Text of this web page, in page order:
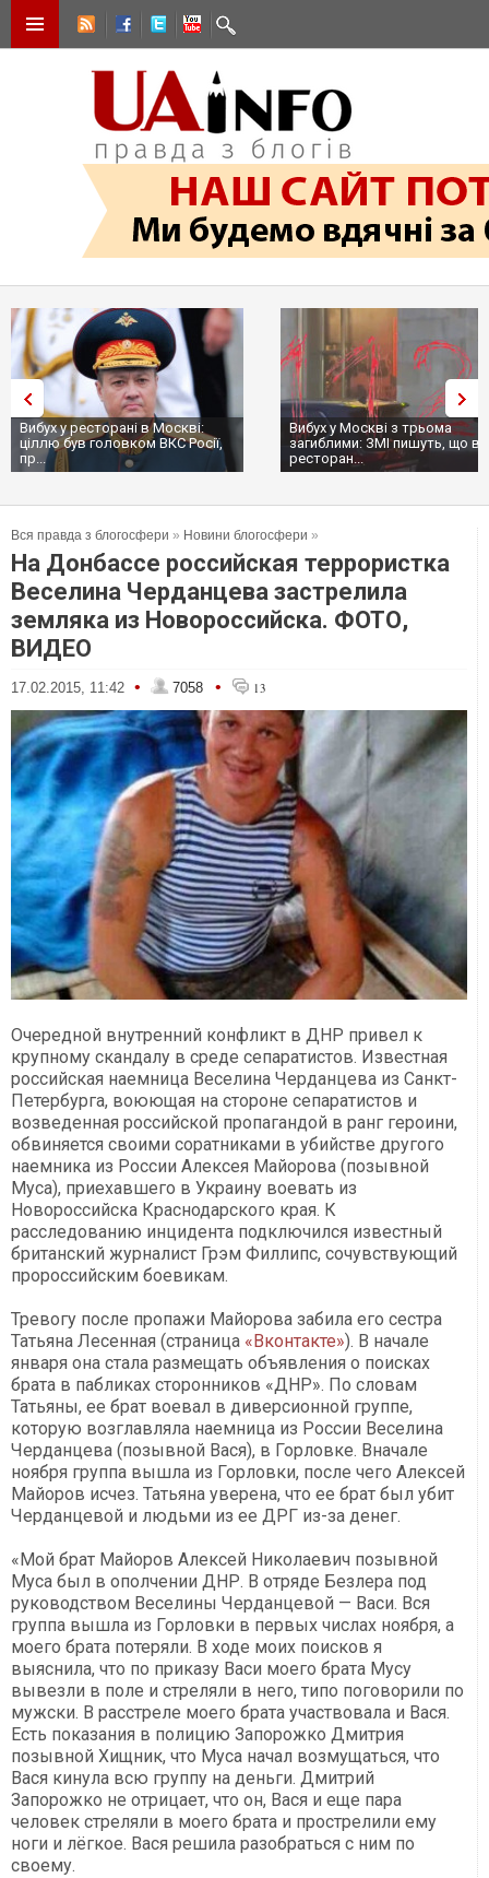
Вибух у ресторані в Москві:
ціллю був головком ВКС Росії,
пр...
Вибух у Москві з трьома
загиблими: ЗМІ пишуть, що в
ресторан...
Вся правда з блогосфери » Новини блогосфери »
На Донбассе российская террористка
Веселина Черданцева застрелила
земляка из Новороссийска. ФОТО,
ВИДЕО
17.02.2015, 11:42 • 7058 • 13
Очередной внутренний конфликт в ДНР привел к
крупному скандалу в среде сепаратистов. Известная
российская наемница Веселина Черданцева из Санкт-
Петербурга, воюющая на стороне сепаратистов и
возведенная российской пропагандой в ранг героини,
обвиняется своими соратниками в убийстве другого
наемника из России Алексея Майорова (позывной
Муса), приехавшего в Украину воевать из
Новороссийска Краснодарского края. К
расследованию инцидента подключился известный
британский журналист Грэм Филлипс, сочувствующий
пророссийским боевикам.
Тревогу после пропажи Майорова забила его сестра
Татьяна Лесенная (страница «Вконтакте»). В начале
января она стала размещать объявления о поисках
брата в пабликах сторонников «ДНР». По словам
Татьяны, ее брат воевал в диверсионной группе,
которую возглавляла наемница из России Веселина
Черданцева (позывной Вася), в Горловке. Вначале
ноября группа вышла из Горловки, после чего Алексей
Майоров исчез. Татьяна уверена, что ее брат был убит
Черданцевой и людьми из ее ДРГ из-за денег.
«Мой брат Майоров Алексей Николаевич позывной
Муса был в ополчении ДНР. В отряде Безлера под
руководством Веселины Черданцевой — Васи. Вся
группа вышла из Горловки в первых числах ноября, а
моего брата потеряли. В ходе моих поисков я
выяснила, что по приказу Васи моего брата Мусу
вывезли в поле и стреляли в него, типо поговорили по
мужски. В расстреле моего брата участвовала и Вася.
Есть показания в полицию Запорожко Дмитрия
позывной Хищник, что Муса начал возмущаться, что
Вася кинула всю группу на деньги. Дмитрий
Запорожко не отрицает, что он, Вася и еще пара
человек стреляли в моего брата и прострелили ему
ноги и лёгкое. Вася решила разобраться с ним по
своему.